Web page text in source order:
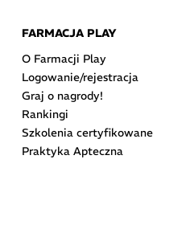
FARMACJA PLAY
O Farmacji Play
Logowanie/rejestracja
Graj o nagrody!
Rankingi
Szkolenia certyfikowane
Praktyka Apteczna